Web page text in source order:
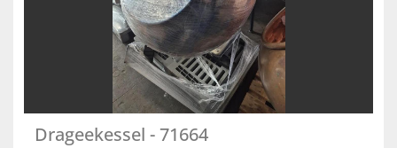
Drageekessel - 71664